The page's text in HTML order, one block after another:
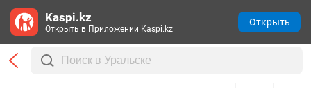
Kaspi.kz
Открыть в Приложении Kaspi.kz
Открыть